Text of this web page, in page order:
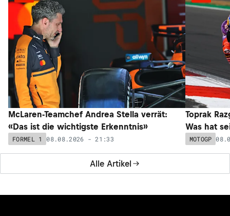
Alle Artikel
McLaren-Teamchef Andrea Stella verrät:
«Das ist die wichtigste Erkenntnis»
FORMEL 1 08.08.2026 - 21:33
Toprak
Was hat
MOTOGP